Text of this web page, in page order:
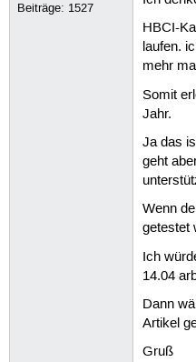
Beiträge: 1527
HBCI-
laufen.
mehr
Somit
Jahr.
Ja das
geht
Wenn
getestet
Ich
14.04
Dann
Artikel
Gruß